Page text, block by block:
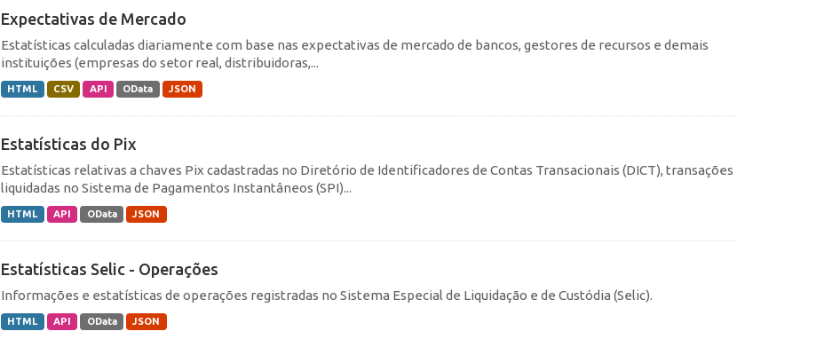
Expectativas de Mercado
Estatísticas calculadas diariamente com base nas expectativas de mercado de bancos, gestores de recursos e demais
instituições (empresas do setor real, distribuidoras,...
HTML CSV API OData JSON
Estatísticas do Pix
Estatísticas relativas a chaves Pix cadastradas no Diretório de Identificadores de Contas Transacionais (DICT), transações
liquidadas no Sistema de Pagamentos Instantâneos (SPI)...
HTML API OData JSON
Estatísticas Selic - Operações
Informações e estatísticas de operações registradas no Sistema Especial de Liquidação e de Custódia (Selic).
HTML API OData JSON